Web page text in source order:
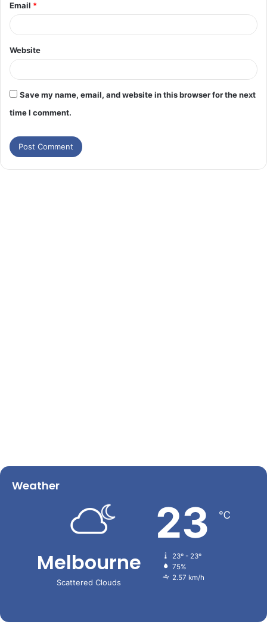
Email *
Website
Save my name, email, and website in this browser for the next
time I comment.
Weather
Melbourne
Scattered Clouds
23 ℃
23º - 23º
75%
2.57 km/h